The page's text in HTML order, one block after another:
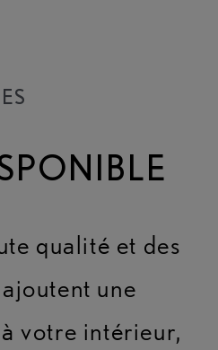
qualité et des
une
votre intérieur,